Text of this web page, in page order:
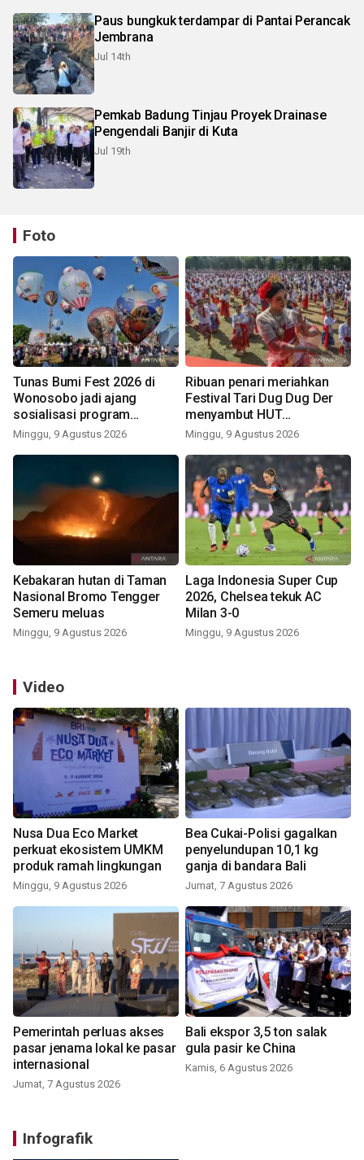
Paus bungkuk terdampar di Pantai Perancak
Jembrana
Jul 14th
Pemkab Badung Tinjau Proyek Drainase
Pengendali Banjir di Kuta
Jul 19th
Foto
Tunas Bumi Fest 2026 di
Wonosobo jadi ajang
sosialisasi program
pemerintah lewat balon
Minggu, 9 Agustus 2026
Ribuan penari meriahkan
Festival Tari Dug Dug Der
menyambut HUT
Kemerdekaan
Minggu, 9 Agustus 2026
Kebakaran hutan di Taman
Nasional Bromo Tengger
Semeru meluas
Minggu, 9 Agustus 2026
Laga Indonesia Super Cup
2026, Chelsea tekuk AC
Milan 3-0
Minggu, 9 Agustus 2026
Video
Nusa Dua Eco Market
perkuat ekosistem UMKM
produk ramah lingkungan
Minggu, 9 Agustus 2026
Bea Cukai-Polisi gagalkan
penyelundupan 10,1 kg
ganja di bandara Bali
Jumat, 7 Agustus 2026
Pemerintah perluas akses
pasar jenama lokal ke pasar
internasional
Jumat, 7 Agustus 2026
Bali ekspor 3,5 ton salak
gula pasir ke China
Kamis, 6 Agustus 2026
Infografik